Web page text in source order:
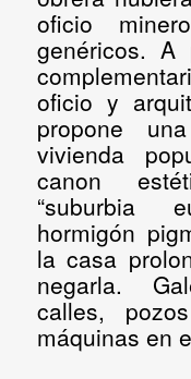
oficio minero
genéricos. A
oficio y
propone
vivienda
canon
“suburbia
hormigón
la casa
negarla.
calles,
máquinas en